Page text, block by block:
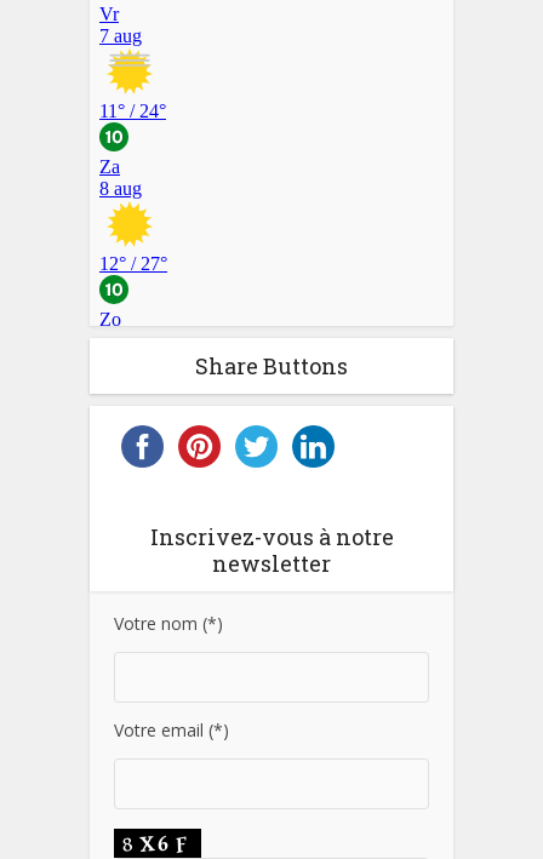
Share Buttons
Inscrivez-vous à notre
newsletter
Votre nom (*)
Votre email (*)